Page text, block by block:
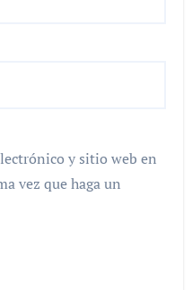
y sitio web en
vez que haga un